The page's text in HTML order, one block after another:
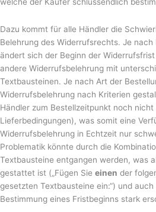
Dazu kommt für alle Händler die
Belehrung des Widerrufsrechts. Je
ändert sich der Beginn der
andere Widerrufsbelehrung mit
Textbausteinen. Je nach Art der
Widerrufsbelehrung nach Kriterien
Händler zum Bestellzeitpunkt noch
Lieferbedingungen), was somit eine
Widerrufsbelehrung in Echtzeit nur
Problematik könnte durch die
Textbausteine entgangen werden, was
gestattet ist („Fügen Sie einen der
gesetzten Textbausteine ein:“) und
Bestimmung eines Fristbeginns stark